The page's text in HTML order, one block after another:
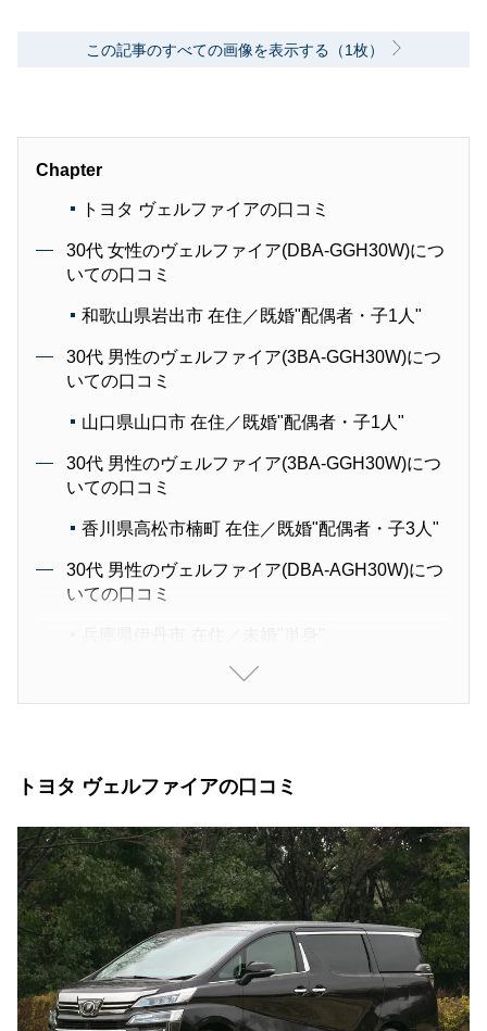
この記事のすべての画像を表示する（1枚）
Chapter
トヨタ ヴェルファイアの口コミ
30代 女性のヴェルファイア(DBA-GGH30W)につ
いての口コミ
和歌山県岩出市 在住／既婚"配偶者・子1人"
30代 男性のヴェルファイア(3BA-GGH30W)につ
いての口コミ
山口県山口市 在住／既婚"配偶者・子1人"
30代 男性のヴェルファイア(3BA-GGH30W)につ
いての口コミ
香川県高松市楠町 在住／既婚"配偶者・子3人"
30代 男性のヴェルファイア(DBA-AGH30W)につ
いての口コミ
20代 女性のヴェルファイア(DBA-AGH30W)につ
いての口コミ
30代 男性のヴェルファイア(3BA-AGH30W)につ
愛知県名古屋市天白区 在住／未婚"単身"
40代 男性のヴェルファイア(DBA-ANH25W)につ
いての口コミ
和歌山県和歌山市 在住／既婚"配偶者・子2人"
30代 男性のヴェルファイア(DBA-GGH35W)につ
いての口コミ
トヨタ ヴェルファイアの口コミ